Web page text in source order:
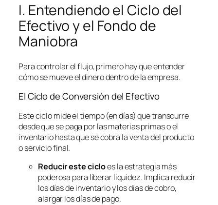
I. Entendiendo el Ciclo del
Efectivo y el Fondo de
Maniobra
Para controlar el flujo, primero hay que entender
cómo se mueve el dinero dentro de la empresa.
El Ciclo de Conversión del Efectivo
Este ciclo mide el tiempo (en días) que transcurre
desde que se paga por las materias primas o el
inventario hasta que se cobra la venta del producto
o servicio final.
Reducir este cicloes la estrategia más
poderosa para liberar liquidez. Implica reducir
los días de inventario y los días de cobro,
alargar los días de pago.